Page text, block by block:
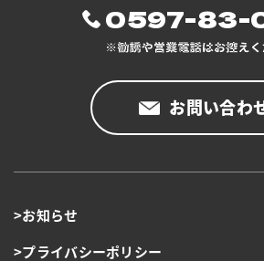
0597-83-
お問い合わ
>お知らせ
>プライバシーポリシー